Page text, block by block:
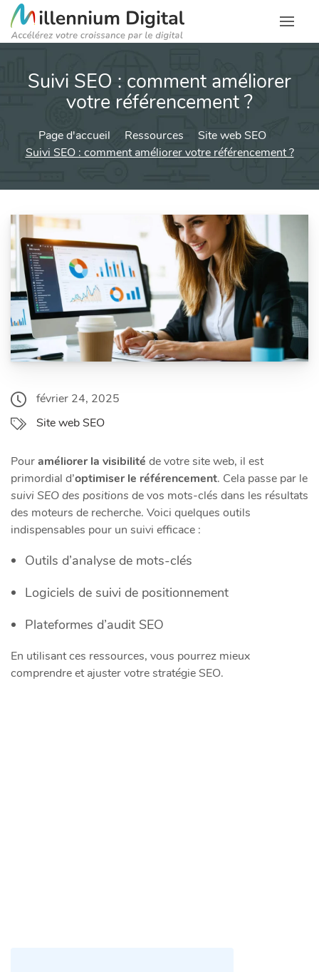
Suivi SEO : comment améliorer
votre référencement ?
Page d'accueil Ressources
Site web SEO
Suivi SEO : comment améliorer votre référencement ?
février 24, 2025
Site web SEO
Pouraméliorer la visibilité de votre site web, il est
primordial d’optimiser le référencement. Cela passe par le
suivi SEO des positions de vos mots-clés dans les résultats
des moteurs de recherche. Voici quelques outils
indispensables pour un suivi efficace :
Outils d’analyse de mots-clés
Logiciels de suivi de positionnement
Plateformes d’audit SEO
En utilisant ces ressources, vous pourrez mieux
comprendre et ajuster votre stratégie SEO.